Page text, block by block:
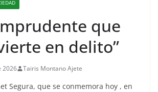
que
en delito”
2026 Tairis Montano Ajete
Segura, que se conmemora hoy , en